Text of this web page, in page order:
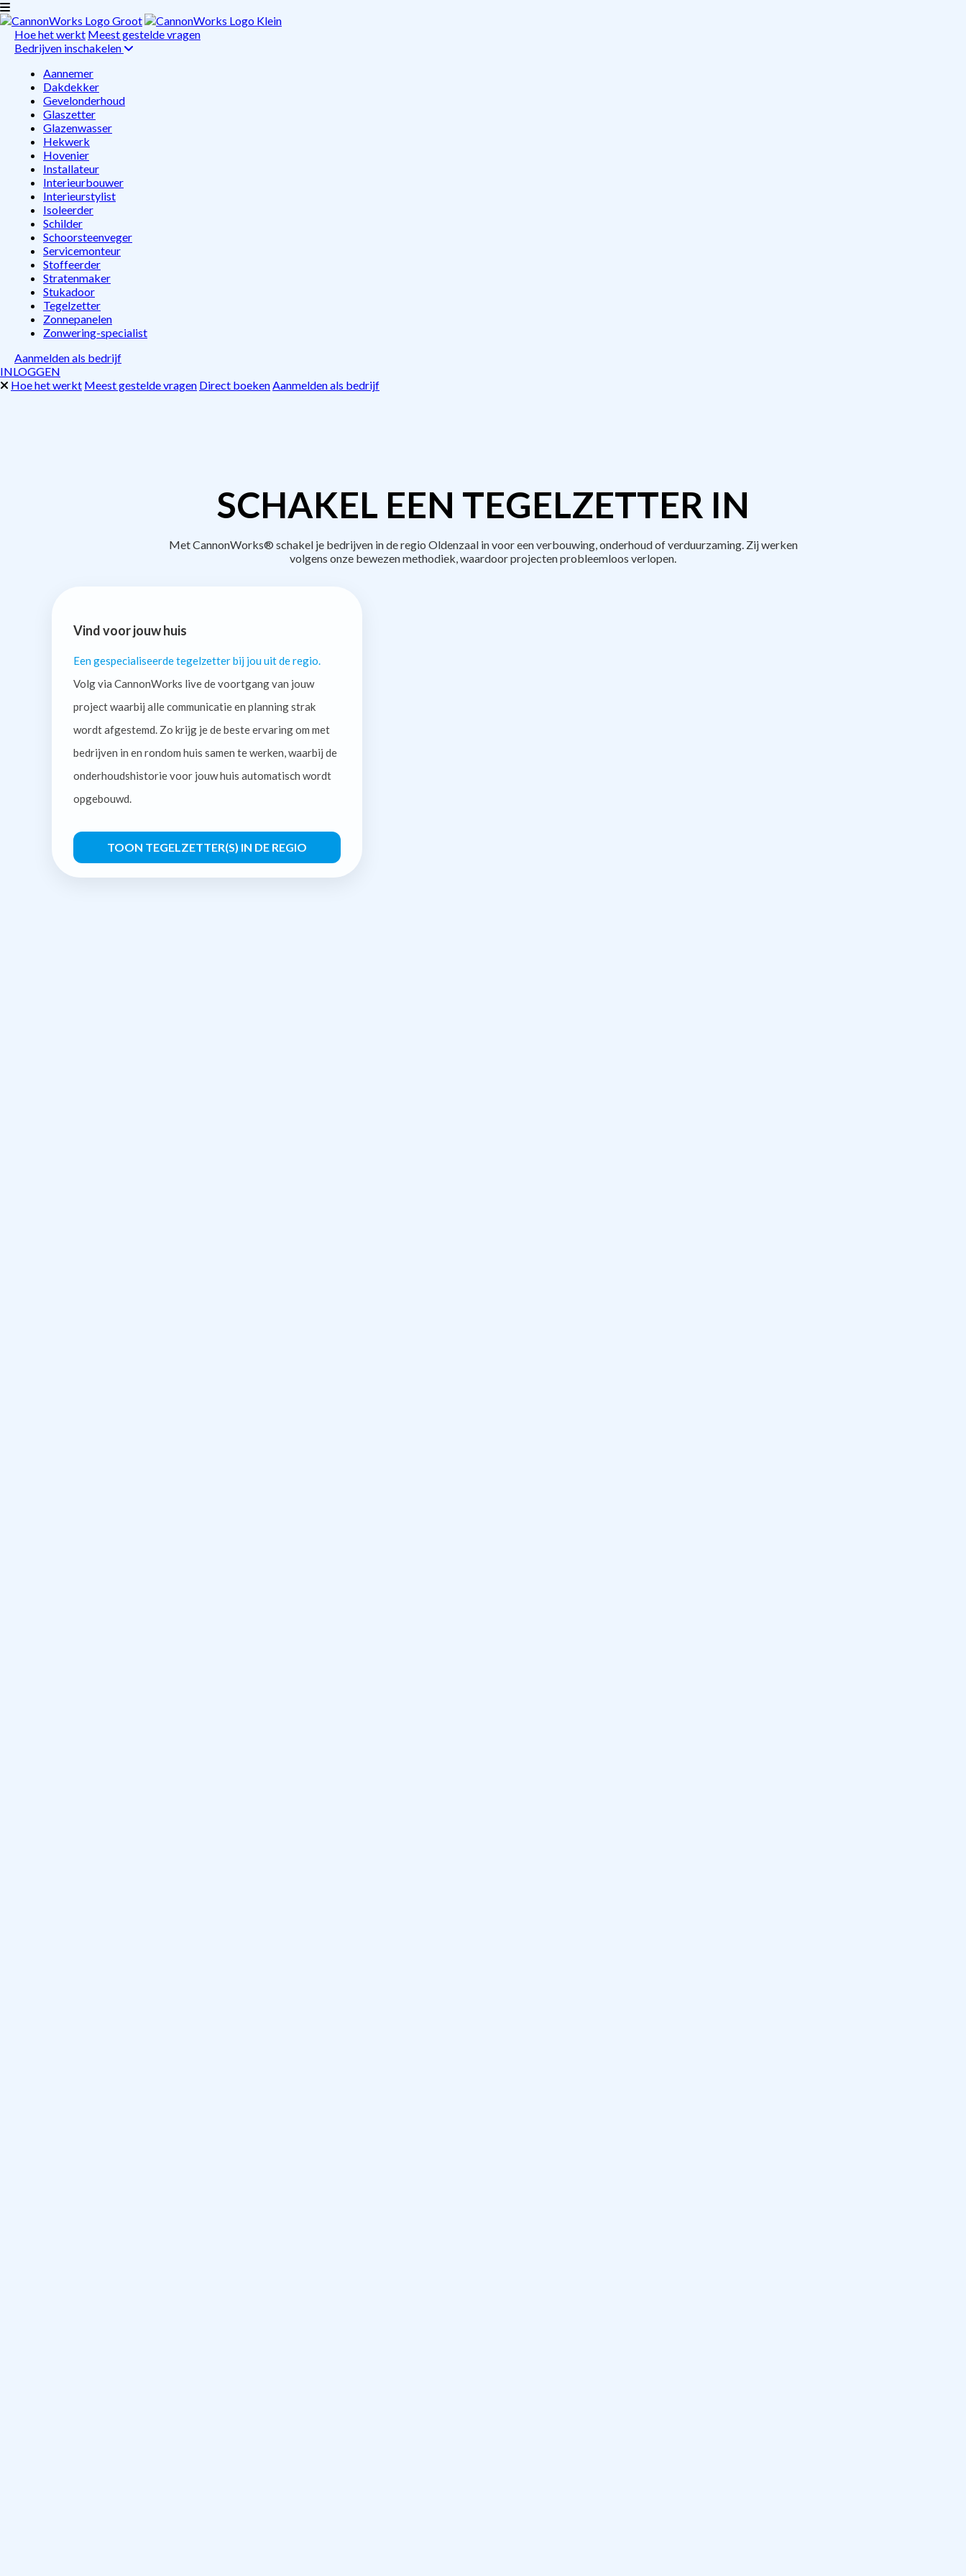
Hoe het werkt Meest gestelde vragen
Bedrijven inschakelen
Aannemer
Dakdekker
Gevelonderhoud
Glaszetter
Glazenwasser
Hekwerk
Hovenier
Installateur
Interieurbouwer
Interieurstylist
Isoleerder
Schilder
Schoorsteenveger
Servicemonteur
Stoffeerder
Stratenmaker
Stukadoor
Tegelzetter
Zonnepanelen
Zonwering-specialist
Aanmelden als bedrijf
INLOGGEN
Hoe het werkt Meest gestelde vragen Direct boekenAanmelden als bedrijf
SCHAKEL EEN TEGELZETTER IN
Met CannonWorks® schakel je bedrijven in de regio Oldenzaal in voor een verbouwing, onderhoud of verduurzaming. Zij werken
volgens onze bewezen methodiek, waardoor projecten probleemloos verlopen.
Vind voor jouw huis
Een gespecialiseerde tegelzetter bij jou uit de regio.
Volg via CannonWorks live de voortgang van jouw
project waarbij alle communicatie en planning strak
wordt afgestemd. Zo krijg je de beste ervaring om met
bedrijven in en rondom huis samen te werken, waarbij de
onderhoudshistorie voor jouw huis automatisch wordt
opgebouwd.
TOON TEGELZETTER(S) IN DE REGIO